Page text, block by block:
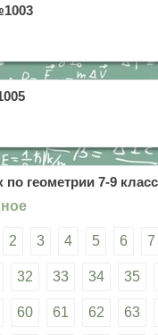
геометрии 7-9
2 3 4 5 6 7
32 33 34 35
60 61 62 63